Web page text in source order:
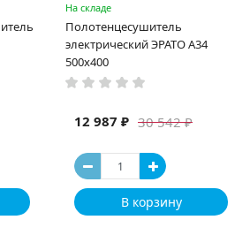
На складе
Полотенцесушитель
электрический ЭРАТО А34
500x400
30 542 ₽
12 987 ₽
В корзину